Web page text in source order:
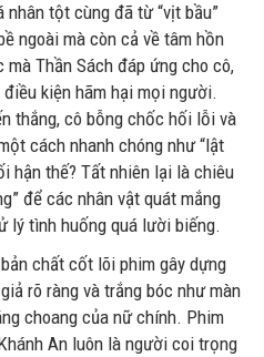
nhân tột cùng đã từ “vịt bầu”
ngoài mà còn cả về tâm hồn
Thần Sách đáp ứng cho cô,
kiện hãm hại mọi người.
thắng, cô bỗng chốc hối lỗi và
cách nhanh chóng như “lật
hận thế? Tất nhiên lại là chiêu
để các nhân vật quát mắng
lý tình huống quá lười biếng.
chất cốt lõi phim gây dựng
rõ ràng và trắng bóc như màn
choang của nữ chính. Phim
An luôn là người coi trọng